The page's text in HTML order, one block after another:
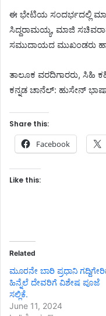
ಈ ಭೇಟಿಯ ಸಂದರ್ಭದಲ್ಲಿ
ಸಿದ್ದರಾಮಯ್ಯ, ಮಾಜಿ
ಸಮುದಾಯದ ಮುಖಂಡರು
ತಾಲೂಕ ವರದಿಗಾರರು, ಸಿಹಿ
ಕನ್ನಡ ಚಾನೆಲ್: ಹುಸೇನ್
Share this:
Facebook
Like this:
Related
ಮೂರನೇ ಬಾರಿ ಪ್ರಧಾನಿ
ಹಿನ್ನೆಲೆ ದೇವರಿಗೆ ವಿಶೇಷ ಪೂಜೆ
ಸಲ್ಲಿಕೆ.
June 11, 2024